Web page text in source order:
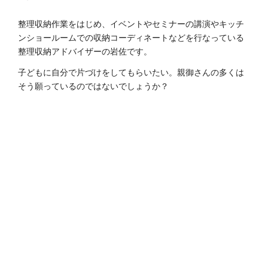
整理収納作業をはじめ、イベントやセミナーの講演やキッチ
ンショールームでの収納コーディネートなどを行なっている
整理収納アドバイザーの岩佐です。
子どもに自分で片づけをしてもらいたい。親御さんの多くは
そう願っているのではないでしょうか？